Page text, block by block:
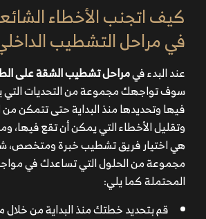
ابحث عن شركة تتمتع بالخبرة الجيدة
على الخدمة المطلوبة بأفضل جودة
تأكد من أنك تتعامل مع شركة تمتلك
والجودة التي تحتاجها والذي سيظهر في
حاول التعرف على آراء وتجارب
تكوين تصور مناسب عن أداء الشركة.
تأكد من أن الشركة توفر لك خدمة ما
أعمال الصيانة أو الدعم الفني وغيرها.
وأخيرًا لا تنسى وضع التكلفة في
كيف اتجنب الأخطاء
في مراحل التشطيب
عند البدء فيمراحل تشطيب الشقة على
سوف تواجهك مجموعة من التحديات التي
فيها وتحديدها منذ البداية حتى تتمكن
وتقليل الأخطاء التي يمكن أن تقع فيها،
هي اختيار فريق تشطيب خبرة ومتخصص،
مجموعة من الحلول التي تساعدك في
المحتملة كما يلي:
قم بتحديد خطتك منذ البداية من خلال